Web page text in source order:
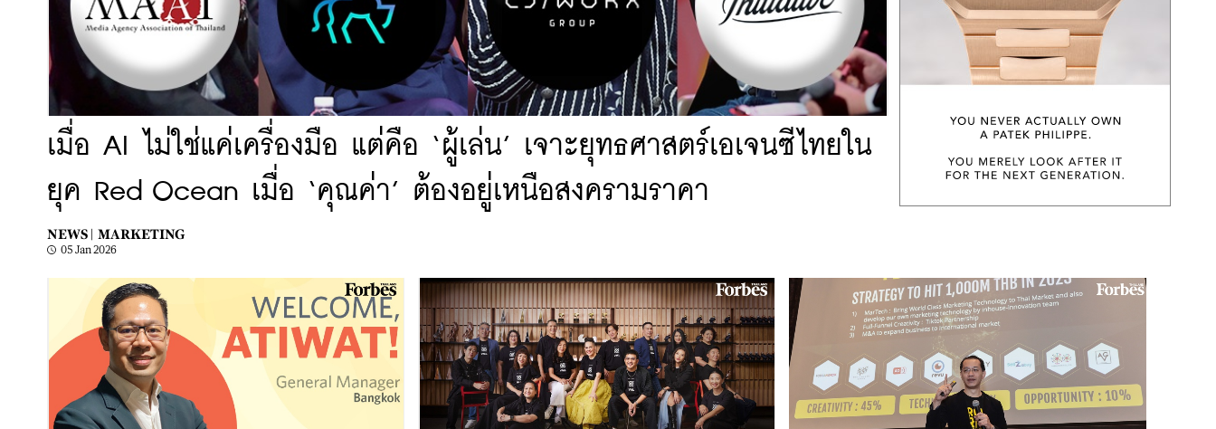
เมื่อ AI ไม่ใช่แค่เครื่องมือ แต่คือ ‘ผู้เล่น’ เจาะยุทธศาสตร์เอเจนซีไทยใน
ยุค Red Ocean เมื่อ ‘คุณค่า’ ต้องอยู่เหนือสงครามราคา
NEWS | MARKETING
05 Jan 2026